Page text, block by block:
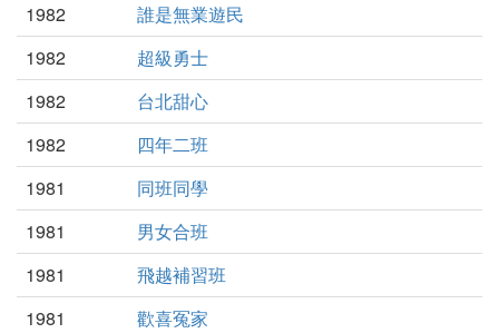
1982
誰是無業遊民
1982
超級勇士
1982
台北甜心
1982
四年二班
1981
同班同學
1981
男女合班
1981
飛越補習班
1981
歡喜冤家